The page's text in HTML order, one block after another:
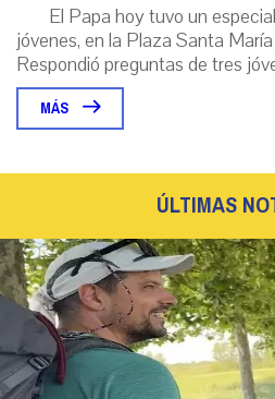
El Papa hoy tuvo un
jóvenes, en la Plaza Santa
Respondió preguntas de tres
MÁS
ÚLTIMAS